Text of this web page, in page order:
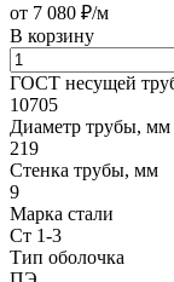
от 7 080 ₽/м
В корзину
ГОСТ несущей
10705
Диаметр трубы, мм
219
Стенка трубы, мм
9
Марка стали
Ст 1-3
Тип оболочка